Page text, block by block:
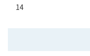
14